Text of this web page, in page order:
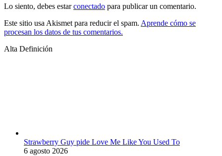
Lo siento, debes estarconectado para publicar un comentario.
Este sitio usa Akismet para reducir el spam. Aprende cómo se
procesan los datos de tus comentarios.
Alta Definición
Strawberry Guy pide Love Me Like You Used To
6 agosto 2026